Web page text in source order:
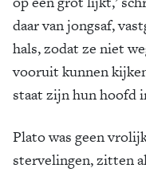
daar van jongsaf,
hals, zodat ze niet
vooruit kunnen
staat zijn hun hoofd
Plato was geen
stervelingen, zitten